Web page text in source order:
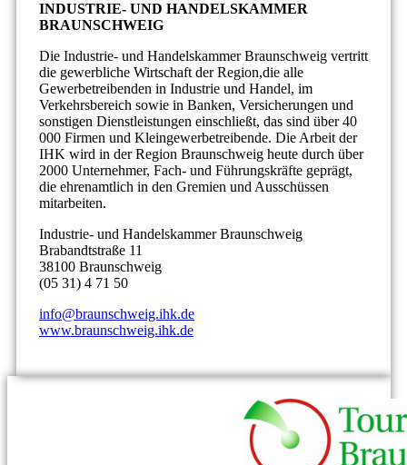
INDUSTRIE- UND HANDELSKAMMER
BRAUNSCHWEIG
Die Industrie- und Handelskammer Braunschweig vertritt
die gewerbliche Wirtschaft der Region,die alle
Gewerbetreibenden in Industrie und Handel, im
Verkehrsbereich sowie in Banken, Versicherungen und
sonstigen Dienstleistungen einschließt, das sind über 40
000 Firmen und Kleingewerbetreibende. Die Arbeit der
IHK wird in der Region Braunschweig heute durch über
2000 Unternehmer, Fach- und Führungskräfte geprägt,
die ehrenamtlich in den Gremien und Ausschüssen
mitarbeiten.
Industrie- und Handelskammer Braunschweig
Brabandtstraße 11
38100 Braunschweig
(05 31) 4 71 50
info@braunschweig.ihk.de
www.braunschweig.ihk.de